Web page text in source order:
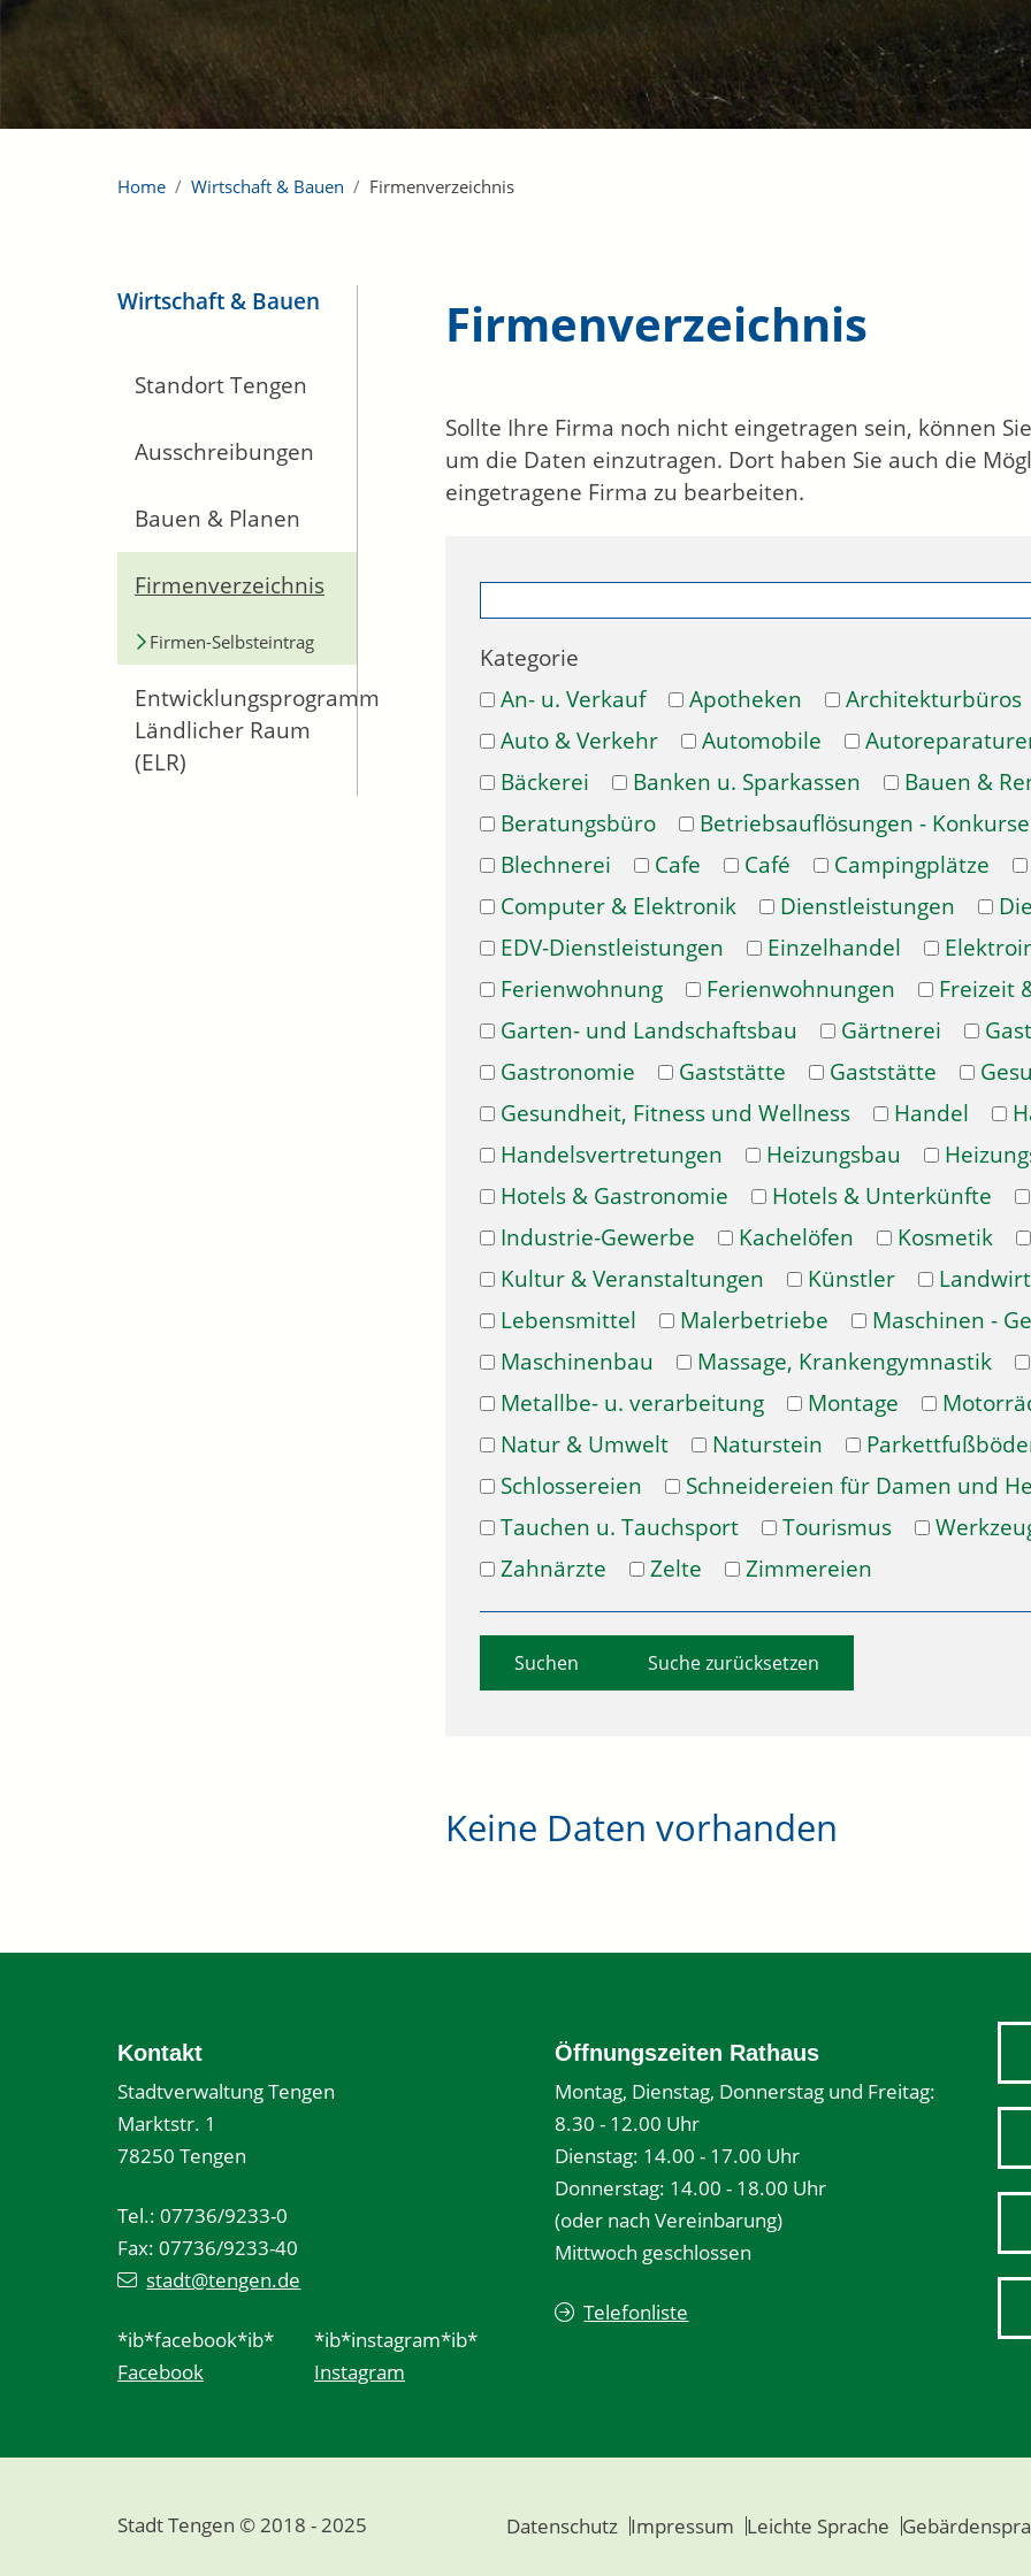
Home Wirtschaft & Bauen Firmenverzeichnis
Wirtschaft & Bauen
Standort Tengen
Ausschreibungen
Bauen & Planen
Firmenverzeichnis
Firmen-Selbsteintrag
Entwicklungsprogramm
Ländlicher Raum
(ELR)
Firmenverzeichnis
Sollte Ihre Firma noch nicht eingetragen sein, können
um die Daten einzutragen. Dort haben Sie auch die
eingetragene Firma zu bearbeiten.
Kategorie
An- u. Verkauf
Apotheken Architekturbüros
Auto & Verkehr
Automobile
Bäckerei
Banken u. Sparkassen Bauen &
Beratungsbüro
Betriebsauflösungen - Konkurse
Blechnerei
Cafe Café Campingplätze
Computer & Elektronik
Dienstleistungen
EDV-Dienstleistungen
Einzelhandel
Ferienwohnung
Ferienwohnungen Freizeit
Garten- und Landschaftsbau
Gärtnerei
Gastronomie
Gaststätte Gaststätte
Gesundheit, Fitness und Wellness
Handel
Handelsvertretungen
Heizungsbau
Hotels & Gastronomie
Hotels & Unterkünfte
Industrie-Gewerbe
Kachelöfen Kosmetik
Kultur & Veranstaltungen
Künstler
Lebensmittel
Malerbetriebe
Maschinen -
Maschinenbau
Massage, Krankengymnastik
Metallbe- u. verarbeitung
Montage
Natur & Umwelt
Naturstein
Schlossereien
Schneidereien für Damen und
Tauchen u. Tauchsport
Tourismus
Zahnärzte
Zelte Zimmereien
Suche zurücksetzen
Keine Daten vorhanden
Kontakt
Stadtverwaltung Tengen
Marktstr. 1
78250 Tengen
Tel.: 07736/9233-0
Fax: 07736/9233-40
stadt@tengen.de
*ib*facebook*ib*
Facebook
*ib*instagram*ib*
Instagram
Öffnungszeiten Rathaus
Montag, Dienstag, Donnerstag und Freitag:
8.30 - 12.00 Uhr
Dienstag: 14.00 - 17.00 Uhr
Donnerstag: 14.00 - 18.00 Uhr
(oder nach Vereinbarung)
Mittwoch geschlossen
Telefonliste
Stadt Tengen © 2018 - 2025 Datenschutz Impressum Leichte Sprache